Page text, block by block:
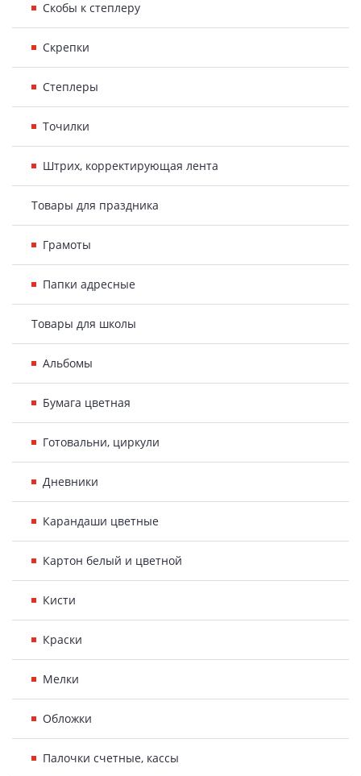
Скобы к степлеру
Скрепки
Степлеры
Точилки
Штрих, корректирующая лента
Товары для праздника
Грамоты
Папки адресные
Товары для школы
Альбомы
Бумага цветная
Готовальни, циркули
Дневники
Карандаши цветные
Картон белый и цветной
Кисти
Краски
Мелки
Обложки
Палочки счетные, кассы